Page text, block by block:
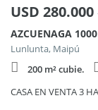
USD 280.000
AZCUENAGA 1000
Lunlunta, Maipú
200 m² cubie.
CASA EN VENTA 3